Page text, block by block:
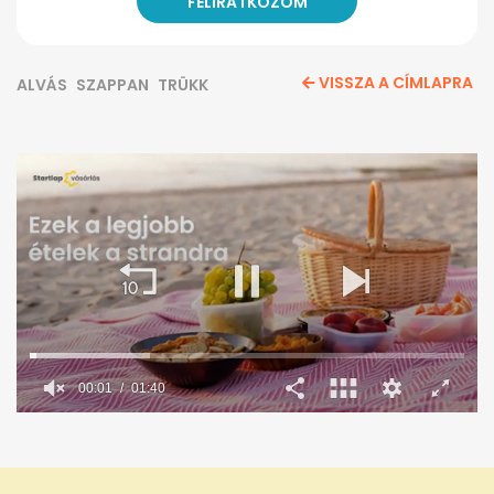
ALVÁS SZAPPAN TRÜKK VISSZA A CÍMLAPRA
1
00:02 01:40